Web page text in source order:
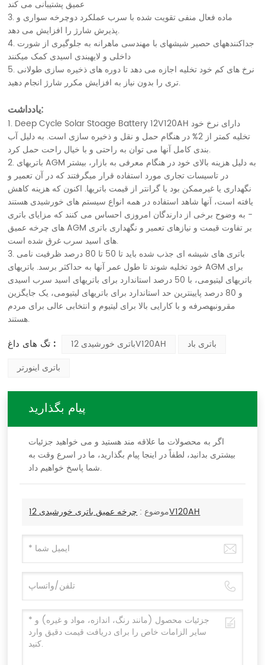
عمیق پشتیبانی می کند
3. ماده فعال منفی تقویت شده با سرب عملکرد دوچرخه سواری و
پذیرش شارژ را افزایش می دهد.
4. جداکنندههای حصیر شیشهای با مهندسی ماهرانه به جلوگیری از شورت
داخلی و لایهبندی اسیدی کمک میکنند
5. نرخ های کم خود تخلیه اجازه می دهد تا دوره های ذخیره سازی طولانی
تری را بدون نیاز به افزایش مکرر شارژ انجام دهید.
یادداشت:
1. Deep Cycle Solar Stoage Battery 12V120AH دارای نرخ خود
تخلیه کمتر از 2% در هنگام حمل و نقل و ذخیره سازی است. به دلیل آب
بندی کامل آنها می توان به راحتی و با خیال راحت حمل کرد.
2. باتریهای AGM به دلیل هزینه بالای خود در هنگام معرفی به بازار، بیشتر
در تاسیسات تجاری مورد استفاده قرار میگرفتند که در آن تعمیر و
نگهداری یا غیرممکن بود یا گرانتر از قیمت باتریها. اکنون که هزینه کاهش
یافته است، آنها شاهد استفاده در همه انواع سیستم های خورشیدی هستند
- به وضوح برخی از دارندگان امروزی احساس می کنند که مزایای باتری
های چرخه عمیق AGM بر تفاوت قیمت و نیازهای تعمیر و نگهداری باتری
های اسید سرب غرق شده است.
3. باتری های شیشه ای جذب شده باید تا 50 تا 80 درصد ظرفیت نامی
خود تخلیه شوند تا طول عمر آنها به حداکثر برسد. باتریهای AGM برای
باتریهای لیتیومی، با 50 درصد استاندارد برای باتریهای اسید سرب اسیدی
و 80 درصد پایینترین حد استاندارد برای باتریهای لیتیومی، یک جایگزین
مقرونبهصرفه و با کارایی بالا برای لیتیوم و انتخابی عالی برای مردم
هستند.
تگ های داغ : باتری خورشیدی 12V120AH
باتری باد
باتری اینورتر
پیام بگذارید
اگر به محصولات ما علاقه مند هستید و می خواهید جزئیات
بیشتری بدانید، لطفاً در اینجا پیام بگذارید، ما در اسرع وقت به
شما پاسخ خواهیم داد.
موضوع :چرخه عمیق باتری خورشیدی 12V120AH